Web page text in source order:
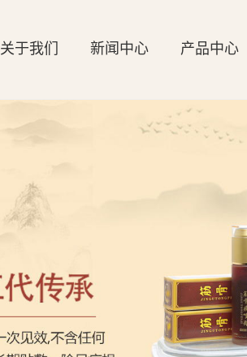
关于我们 新闻中心 产品中心